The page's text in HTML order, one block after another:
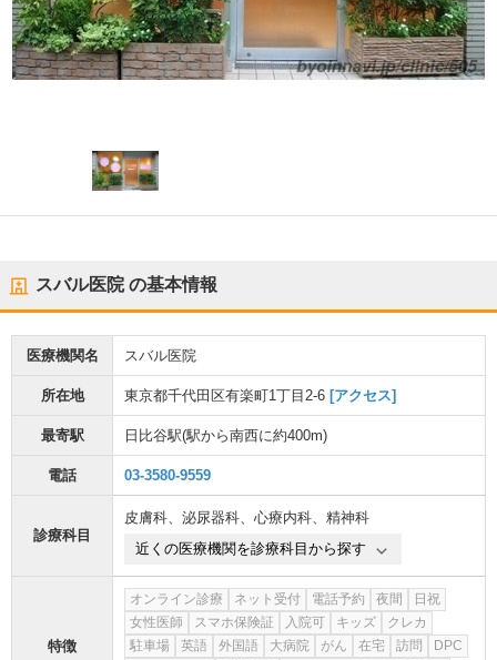
スバル医院の基本情報
医療機関名 スバル医院
所在地 東京都千代田区有楽町1丁目2-6 [アクセス]
最寄駅 日比谷駅(駅から南西に約400m)
電話 03-3580-9559
診療科目
皮膚科、 泌尿器科、 心療内科、 精神科
近くの医療機関を診療科目から探す
特徴
オンライン診療 ネット受付 電話予約 夜間
日祝
女性医師
スマホ保険証 入院可 キッズ
クレカ
駐車場
英語 外国語 大病院 がん 在宅 訪問
DPC